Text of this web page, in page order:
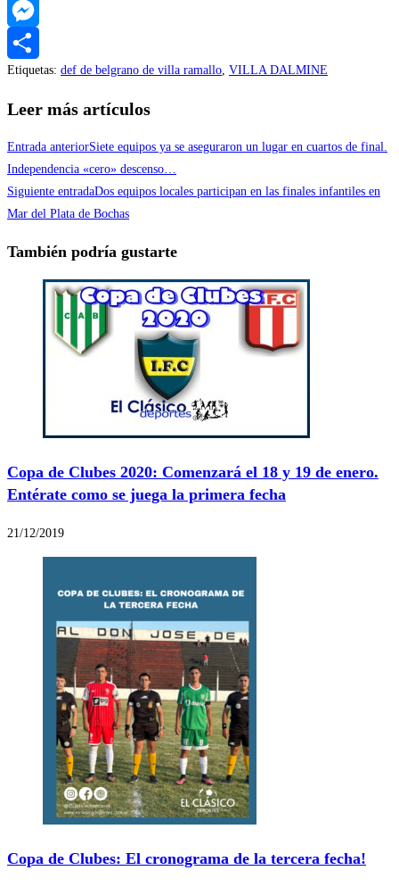
WhatsApp
Messenger
Compartir
Etiquetas: def de belgrano de villa ramallo, VILLA DALMINE
Leer más artículos
Entrada anteriorSiete equipos ya se aseguraron un lugar en cuartos de final.
Independencia «cero» descenso…
Siguiente entradaDos equipos locales participan en las finales infantiles en
Mar del Plata de Bochas
También podría gustarte
Copa de Clubes 2020: Comenzará el 18 y 19 de enero.
Entérate como se juega la primera fecha
21/12/2019
Copa de Clubes: El cronograma de la tercera fecha!